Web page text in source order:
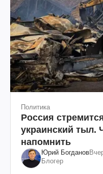
Политика
Россия
украинский тыл.
напомнить
Юрий Богданов
Блогер